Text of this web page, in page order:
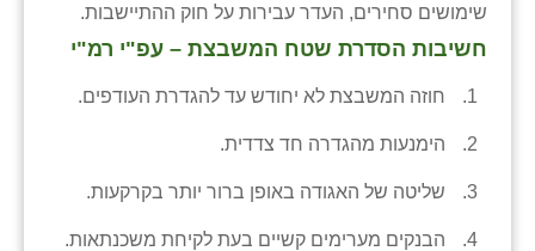
שימושים סחירים, העדר עבירות על חוק ההתיישבות.
חשיבות הסדרת שטח המשבצת – עפ"י רמ"י
חוזה המשבצת לא יחודש עד להגדרת העודפים.
הימנעות מהגדרה חד צדדית.
שליטה של האגודה באופן ברור יותר בקרקעות.
הבנקים מערימים קשיים בעת לקיחת משכנתאות.
בוסתן הגליל